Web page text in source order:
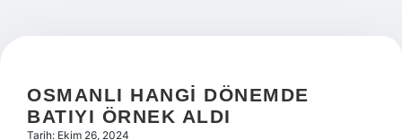
OSMANLI HANGI DÖNEMDE
BATIYI ÖRNEK ALDI
Tarih: Ekim 26, 2024